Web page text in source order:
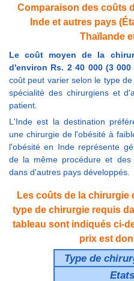
Comparaison des coûts
Inde et autres pays
Thaïlande
Le coût moyen de la
d'environ Rs. 2 40 000 (3
coût peut varier selon le type
spécialité des chirurgiens et
patient.
L'Inde est la destination
une chirurgie de l'obésité à
l'obésité en Inde représente
de la même procédure et
dans d'autres pays développés.
Les coûts de la
type de chirurgie requis
tableau sont indiqués ci-
prix est
Type de